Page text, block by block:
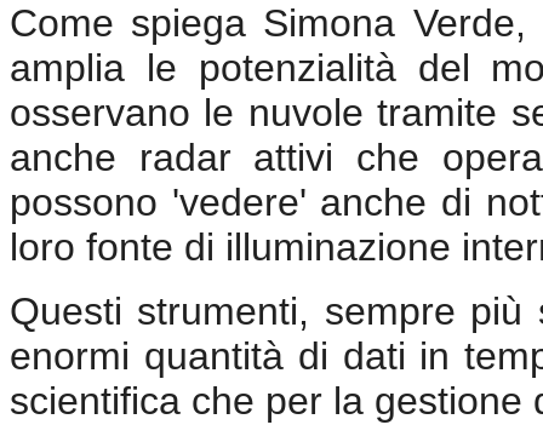
Come spiega Simona
amplia le potenzialità del
osservano le nuvole tramite
anche radar attivi che
possono 'vedere' anche di
loro fonte di illuminazione
Questi strumenti, sempre
enormi quantità di dati in
scientifica che per la